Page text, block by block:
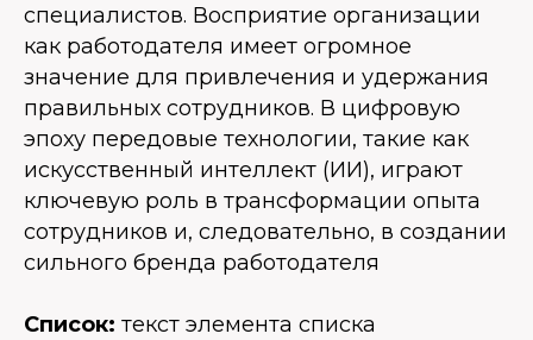
специалистов. Восприятие организации
как работодателя имеет огромное
значение для привлечения и удержания
правильных сотрудников. В цифровую
эпоху передовые технологии, такие как
искусственный интеллект (ИИ), играют
ключевую роль в трансформации опыта
сотрудников и, следовательно, в создании
сильного бренда работодателя
Список: текст элемента списка